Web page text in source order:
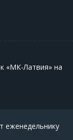
«МК-Латвия» на
еженедельнику